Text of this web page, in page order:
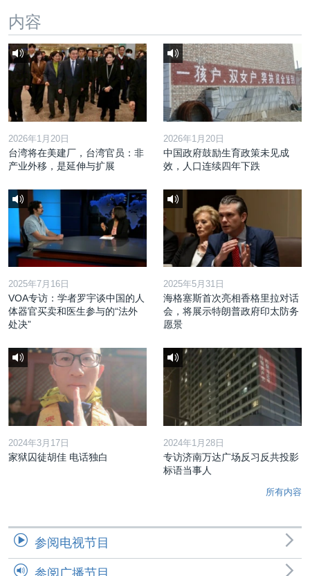
内容
2026年1月20日
台湾将在美建厂，台湾官员：非
产业外移，是延伸与扩展
2026年1月20日
中国政府鼓励生育政策未见成
效，人口连续四年下跌
2025年7月16日
VOA专访：学者罗宇谈中国的人
体器官买卖和医生参与的“法外
处决”
2025年5月31日
海格塞斯首次亮相香格里拉对话
会，将展示特朗普政府印太防务
愿景
2024年3月17日
家狱囚徒胡佳 电话独白
2024年1月28日
专访济南万达广场反习反共投影
标语当事人
所有内容
参阅电视节目
参阅广播节目